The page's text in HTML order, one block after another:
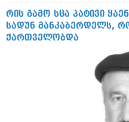
ივლისი 2017 (233)
ივნისი 2017 (265)
მაისი 2017 (216)
მარტი 2017 (212)
თებერვალი 2017
იანვარი 2017 (246)
დეკემბერი 2016
ნოემბერი 2016
ოქტომბერი 2016
რის გამო სცა პატივი
სადუნ მანკაბერდელს,
ქართველობდა